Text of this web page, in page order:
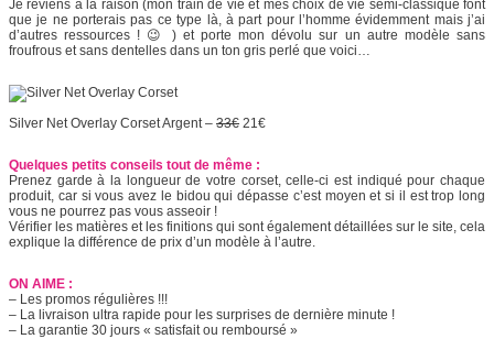
Je reviens à la raison (mon train de vie et mes choix de vie semi-classique font
que je ne porterais pas ce type là, à part pour l’homme évidemment mais j’ai
d’autres ressources ! 😉 ) et porte mon dévolu sur un autre modèle sans
froufrous et sans dentelles dans un ton gris perlé que voici…
Silver Net Overlay Corset Argent – 33€ 21€
Quelques petits conseils tout de même :
Prenez garde à la longueur de votre corset, celle-ci est indiqué pour chaque
produit, car si vous avez le bidou qui dépasse c’est moyen et si il est trop long
vous ne pourrez pas vous asseoir !
Vérifier les matières et les finitions qui sont également détaillées sur le site, cela
explique la différence de prix d’un modèle à l’autre.
ON AIME :
– Les promos régulières !!!
– La livraison ultra rapide pour les surprises de dernière minute !
– La garantie 30 jours « satisfait ou remboursé »